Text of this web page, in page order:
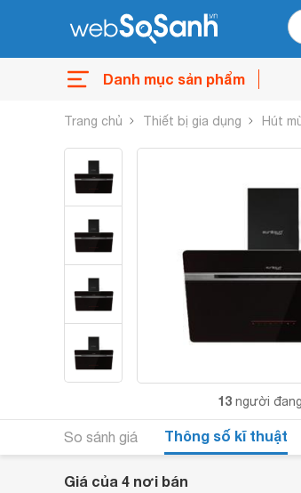
Danh mục sản phẩm
Trang chủ Thiết bị gia dụng Hút
13 người
So sánh giá Thông số kĩ thuật
Giá của 4 nơi bán